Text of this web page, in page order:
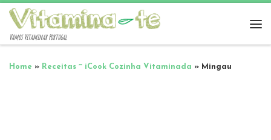
Vamos Vitaminar Portugal
Home » Receitas ~ iCook Cozinha Vitaminada » Mingau